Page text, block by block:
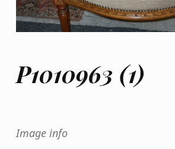
P1010963 (1)
Image info